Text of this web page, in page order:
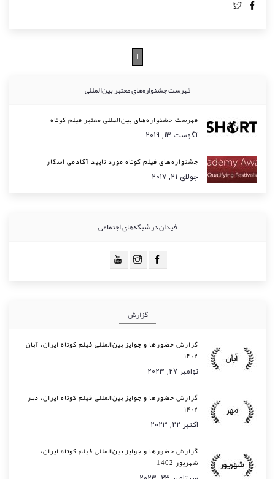
1
فهرست جشنواره‌های معتبر بین‌المللی
فهرست جشنواره‌های بین‌المللی معتبر فیلم کوتاه
آگوست 13, 2019
جشنواره‌های فیلم کوتاه مورد تایید آکادمی اسکار
جولای 21, 2017
فیدان در شبکه‌های اجتماعی
گزارش
گزارش حضورها و جوایز بین‌المللی فیلم کوتاه ایران، آبان
۱۴۰۲
نوامبر 27, 2023
گزارش حضورها و جوایز بین‌المللی فیلم کوتاه ایران، مهر
۱۴۰۲
اکتبر 22, 2023
گزارش حضورها و جوایز بین‌المللی فیلم کوتاه ایران،
شهریور 1402